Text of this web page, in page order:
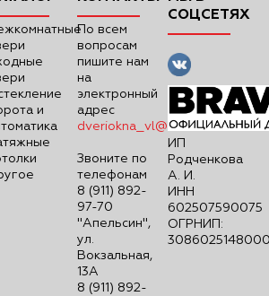
и
По всем
вопросам
пишите нам
на
электронный
адрес
dveriokna_vl@mail.ru
Звоните по
телефонам
8 (911) 892-
97-70
"Апельсин",
ул.
Вокзальная,
13А
8 (911) 892-
СОЦСЕТЯХ
ИП
Родченкова
А. И.
ИНН
602507590075
ОГРНИП: